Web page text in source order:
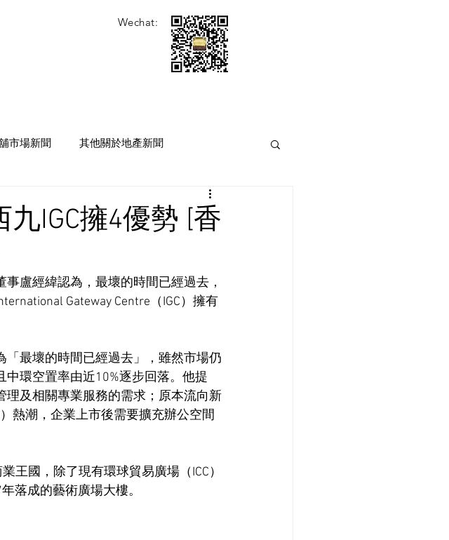
Wechat:
市場新聞 其他關於地產新聞
IGC擁4優勢 [香
盧經緯認為，最壞的時間已經過去，
Gateway Centre（IGC）擁有
最壞的時間已經過去」，雖然市場仍
環空置率由近10%逐步回落。他提
及相關專業服務的需求；原本流向新
熱潮，企業上市後需要擴充辦公空間
王國，除了現有環球貿易廣場（ICC）
落成的藝術廣場大樓。